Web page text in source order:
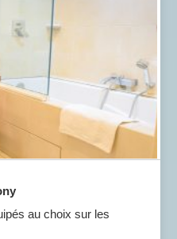
au choix sur les